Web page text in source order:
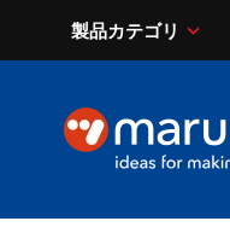
製品カテゴリ